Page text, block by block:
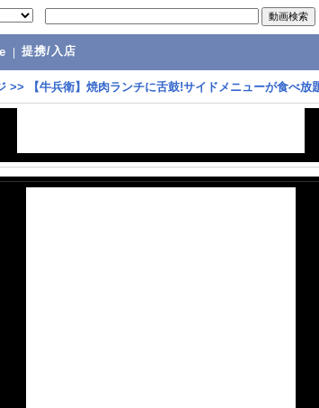
提携/入店
>> 【牛兵衛】焼肉ランチに舌鼓!サイドメニューが食べ放